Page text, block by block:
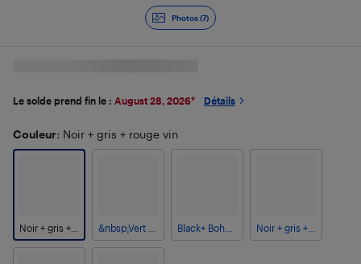
Photos (7)
Le solde prend fin le : August 28, 2026* Détails
Couleur: Noir + gris + rouge vin